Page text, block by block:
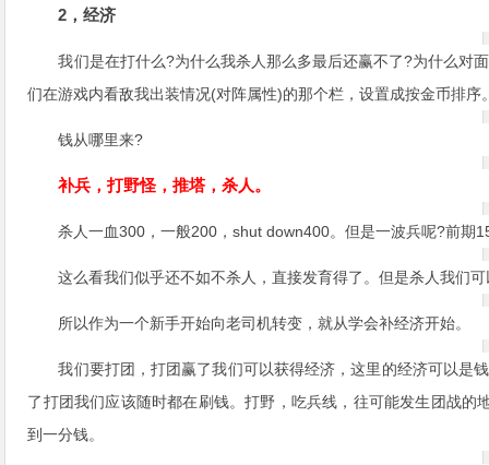
2，经济
我们是在打什么?为什么我杀人那么多最后还赢不了?为什么对
们在游戏内看敌我出装情况(对阵属性)的那个栏，设置成按金币排
钱从哪里来?
补兵，打野怪，推塔，杀人。
杀人一血300，一般200，shut down400。但是一波兵呢?前期
这么看我们似乎还不如不杀人，直接发育得了。但是杀人我们
所以作为一个新手开始向老司机转变，就从学会补经济开始。
我们要打团，打团赢了我们可以获得经济，这里的经济可以是
了打团我们应该随时都在刷钱。打野，吃兵线，往可能发生团战
到一分钱。